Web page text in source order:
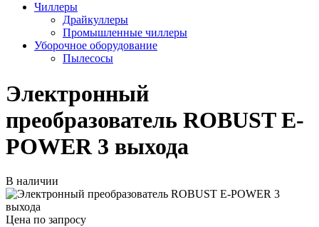
Чиллеры
Драйкуллеры
Промышленные чиллеры
Уборочное оборудование
Пылесосы
Электронный
преобразователь ROBUST E-
POWER 3 выхода
В наличии
Цена по запросу